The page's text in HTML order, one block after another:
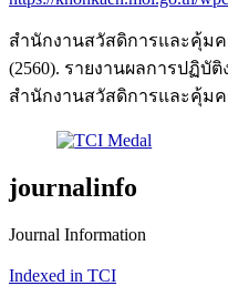
สำนักงานสวัสดิการและคุ้ม
(2560). รายงานผลการปฏิบั
สำนักงานสวัสดิการและคุ้ม
journalinfo
Journal Information
Indexed in TCI